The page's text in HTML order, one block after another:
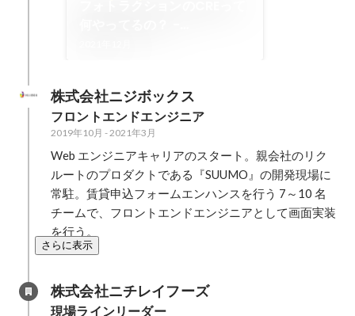
株式会社ニジボックス
フロントエンドエンジニア
2019年10月 -2021年3月
Web エンジニアキャリアのスタート。親会社のリク
ルートのプロダクトである『SUUMO』の開発現場に
常駐。賃貸申込フォームエンハンスを行う 7～10 名
チームで、フロントエンドエンジニアとして画面実装
を行う。
さらに表示
株式会社ニチレイフーズ
現場ラインリーダー